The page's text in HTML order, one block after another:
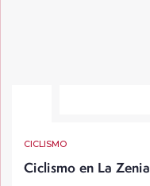
CICLISMO
Ciclismo en La Zenia